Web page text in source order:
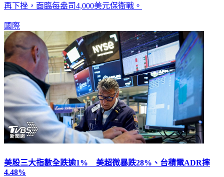
再下挫，面臨每盎司4,000美元保衛戰。
國際
美股三大指數全跌逾1% 美超微暴跌28%、台積電ADR摔
4.48%